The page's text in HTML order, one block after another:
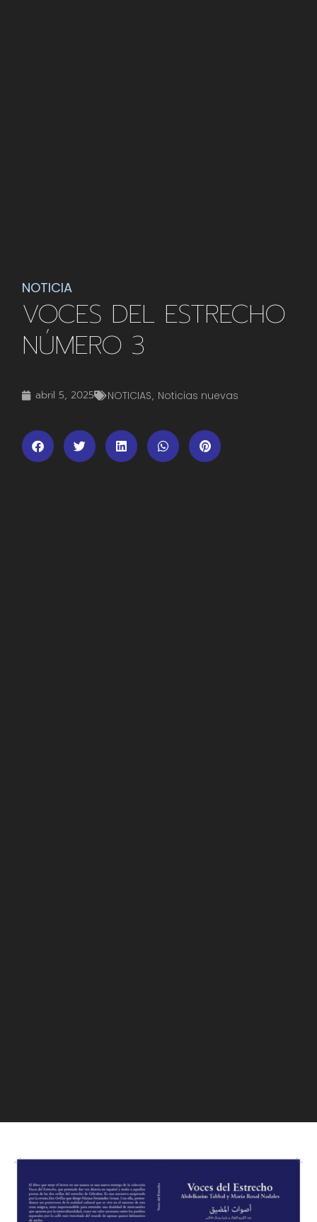
NOTICIA
VOCES DEL ESTRECHO
NÚMERO 3
abril 5, 2025 NOTICIAS, Noticias nuevas